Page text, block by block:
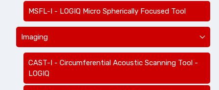
MSFL-I - LOGIQ Micro Spherically Focused Tool
Imaging
CAST-I - Circumferential Acoustic Scanning Tool -
LOGIQ